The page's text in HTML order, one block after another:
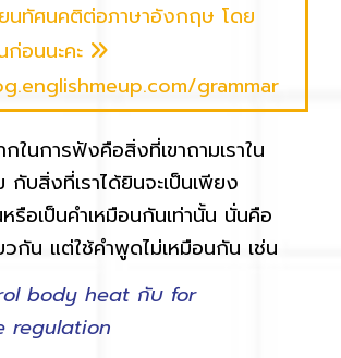
นทัศนคติต่อภาษาอังกฤษ โดย
ก่อนนะคะ
grammar
การฟังคือสิ่งที่เขาถามเราใน
กับสิ่งที่เราได้ยินจะเป็นเพียง
อเป็นคำเหมือนกันเท่านั้น นั่นคือ
วกัน แต่ใช้คำพูดไม่เหมือนกัน เช่น
body heat กับ for
regulation